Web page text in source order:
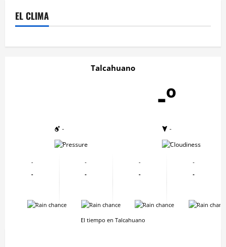
EL CLIMA
Talcahuano
-º
-
-
-
-
-
-
-
-
-
-
-
-
-
-
-
-
El tiempo en Talcahuano